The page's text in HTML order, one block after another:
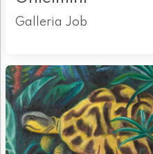
Galleria Job